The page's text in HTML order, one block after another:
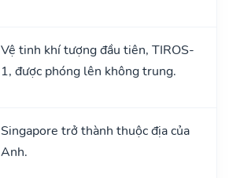
Vệ tinh khí tượng đầu tiên, TIROS-
1, được phóng lên không trung.
Singapore trở thành thuộc địa của
Anh.